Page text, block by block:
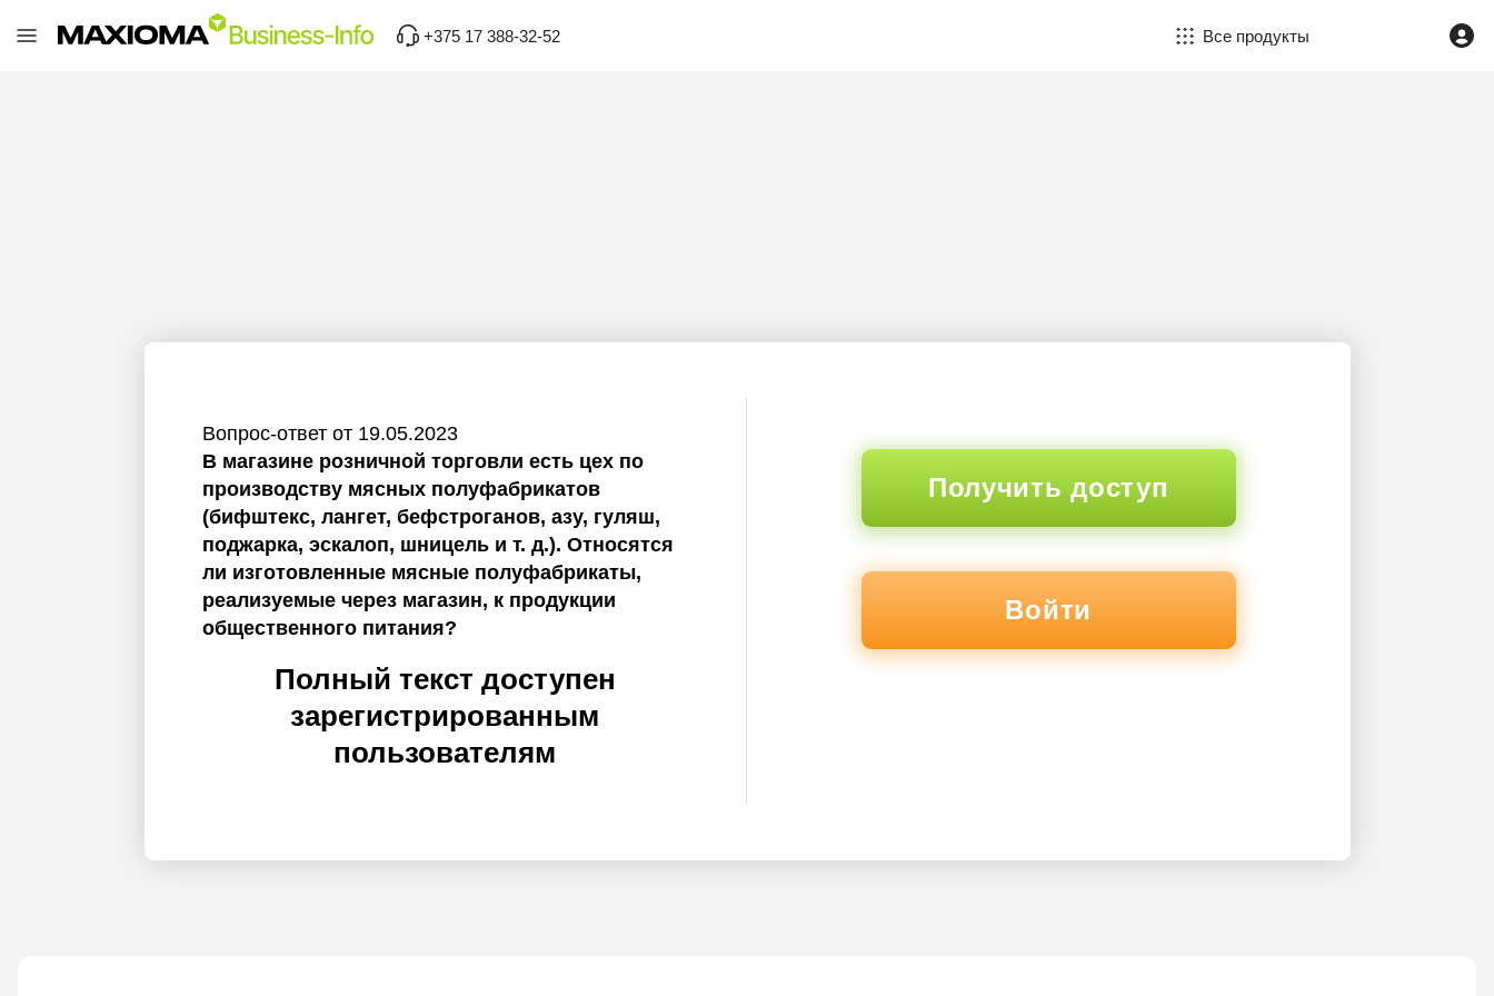
+375 17 388-32-52 Все продукты
Вопрос-ответ от 19.05.2023
В магазине розничной торговли есть цех по
производству мясных полуфабрикатов
(бифштекс, лангет, бефстроганов, азу, гуляш,
поджарка, эскалоп, шницель и т. д.). Относятся
ли изготовленные мясные полуфабрикаты,
реализуемые через магазин, к продукции
общественного питания?
Полный текст доступен
зарегистрированным
пользователям
Получить доступ
Войти